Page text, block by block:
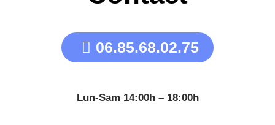
06.85.68.02.75
Lun-Sam 14:00h – 18:00h